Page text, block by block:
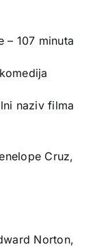
– 107 minuta
naziv filma
Cruz,
Norton,